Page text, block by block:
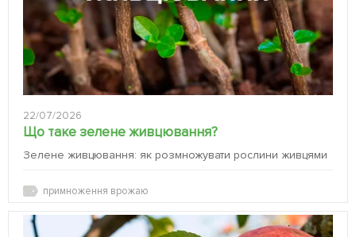
22/07/2026
Що таке зелене живцювання?
Зелене живцювання: як розмножувати рослини живцями
примноження врожаю